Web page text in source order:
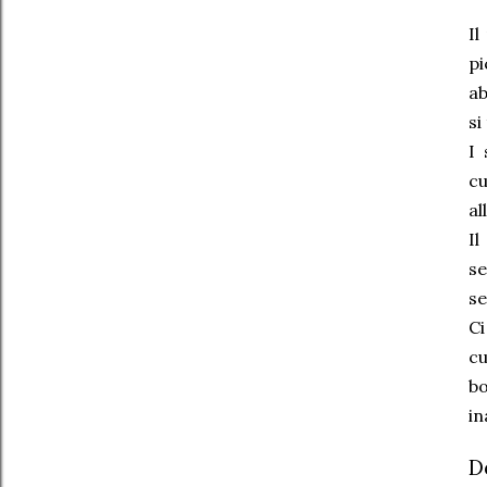
Il
I
Il